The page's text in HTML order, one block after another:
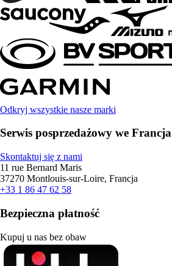
Odkryj wszystkie nasze marki
Serwis posprzedażowy we Francja
Skontaktuj się z nami
11 rue Bernard Maris
37270 Montlouis-sur-Loire, Francja
+33 1 86 47 62 58
Bezpieczna płatność
Kupuj u nas bez obaw